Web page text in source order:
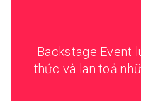
Backstage Event
thức và lan toả